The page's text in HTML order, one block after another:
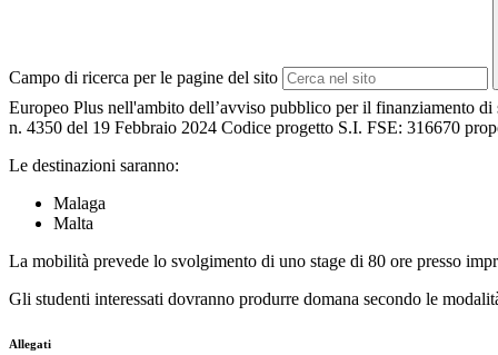
Campo di ricerca per le pagine del sito
Europeo Plus nell'ambito dell’avviso pubblico per il finanziamento
n. 4350 del 19 Febbraio 2024 Codice progetto S.I. FSE: 316670
Le destinazioni saranno:
Malaga
Malta
La mobilità prevede lo svolgimento di uno stage di 80 ore presso
Gli studenti interessati dovranno produrre domana secondo le
Allegati